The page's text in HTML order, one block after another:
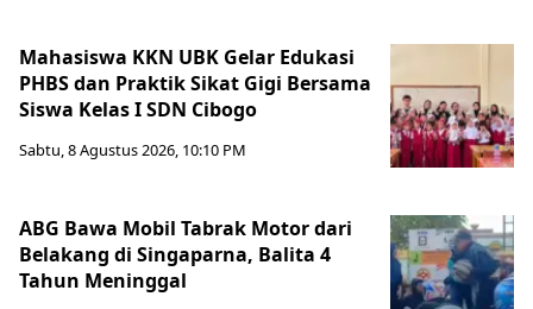
Mahasiswa KKN UBK Gelar Edukasi
PHBS dan Praktik Sikat Gigi Bersama
Siswa Kelas I SDN Cibogo
Sabtu, 8 Agustus 2026, 10:10 PM
ABG Bawa Mobil Tabrak Motor dari
Belakang di Singaparna, Balita 4
Tahun Meninggal